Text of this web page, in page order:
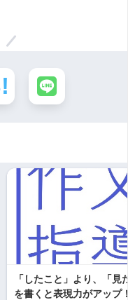
「したこと」より、「見
を書くと表現力がアッ